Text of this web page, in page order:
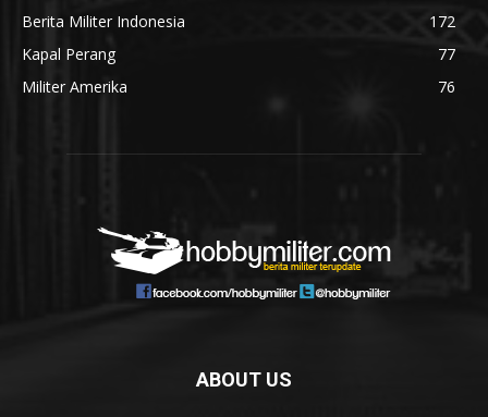
Berita Militer Indonesia
172
Kapal Perang
77
Militer Amerika
76
ABOUT US